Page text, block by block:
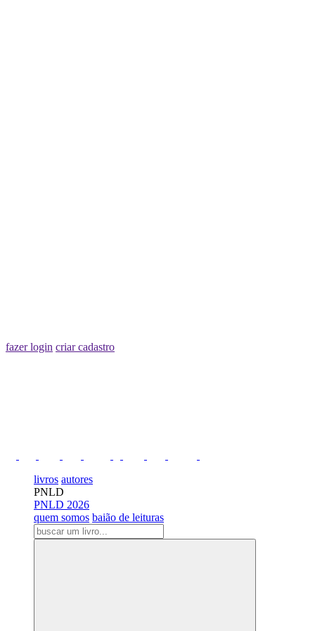
fazer login criar cadastro
livros autores
PNLD
PNLD 2026
quem somos baião de leituras